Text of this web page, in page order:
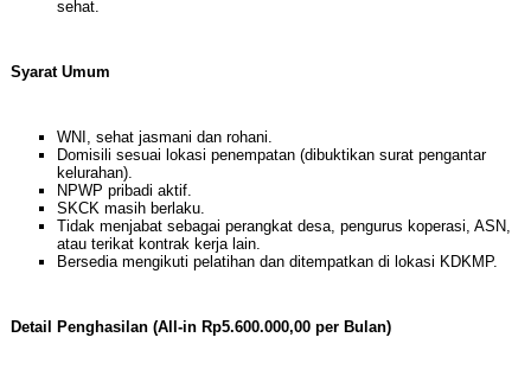
sehat.
Syarat Umum
WNI, sehat jasmani dan rohani.
Domisili sesuai lokasi penempatan (dibuktikan surat pengantar
kelurahan).
NPWP pribadi aktif.
SKCK masih berlaku.
Tidak menjabat sebagai perangkat desa, pengurus koperasi, ASN,
atau terikat kontrak kerja lain.
Bersedia mengikuti pelatihan dan ditempatkan di lokasi KDKMP.
Detail Penghasilan (All-in Rp5.600.000,00 per Bulan)